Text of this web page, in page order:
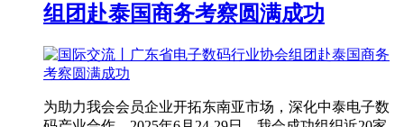
组团赴泰国商务考察圆满成功
为助力我会会员企业开拓东南亚市场，深化中泰电子数